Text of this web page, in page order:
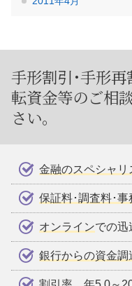
手形割引･手形
転資金等のご相
さい。
金融のスペシャリ
保証料･調査料･
オンラインでの迅
銀行からの資金調